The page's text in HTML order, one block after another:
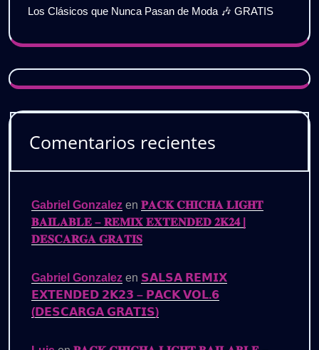
Los Clásicos que Nunca Pasan de Moda 🎶 GRATIS
Comentarios recientes
Gabriel Gonzalez en 𝐏𝐀𝐂𝐊 𝐂𝐇𝐈𝐂𝐇𝐀 𝐋𝐈𝐆𝐇𝐓
𝐁𝐀𝐈𝐋𝐀𝐁𝐋𝐄 – 𝐑𝐄𝐌𝐈𝐗 𝐄𝐗𝐓𝐄𝐍𝐃𝐄𝐃 𝟐𝐊𝟐𝟒 |
𝐃𝐄𝐒𝐂𝐀𝐑𝐆𝐀 𝐆𝐑𝐀𝐓𝐈𝐒
Gabriel Gonzalez en 𝗦𝗔𝗟𝗦𝗔 𝗥𝗘𝗠𝗜𝗫
𝗘𝗫𝗧𝗘𝗡𝗗𝗘𝗗 𝟮𝗞𝟮𝟯 – 𝗣𝗔𝗖𝗞 𝗩𝗢𝗟.𝟲
(𝗗𝗘𝗦𝗖𝗔𝗥𝗚𝗔 𝗚𝗥𝗔𝗧𝗜𝗦)